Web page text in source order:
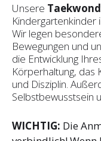
Unsere
Kindergartenkinder
Wir legen
Bewegungen und
die Entwicklung
Körperhaltung, das
und Disziplin.
Selbstbewusstsein
WICHTIG: Die